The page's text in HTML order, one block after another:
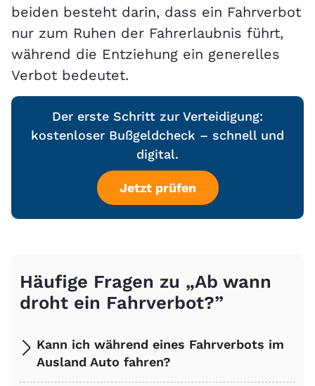
beiden besteht darin, dass ein Fahrverbot
nur zum Ruhen der Fahrerlaubnis führt,
während die Entziehung ein generelles
Verbot bedeutet.
Der erste Schritt zur Verteidigung:
kostenloser Bußgeldcheck – schnell und
digital.
Jetzt prüfen
Häufige Fragen zu „Ab wann
droht ein Fahrverbot?”
Kann ich während eines Fahrverbots im
Ausland Auto fahren?